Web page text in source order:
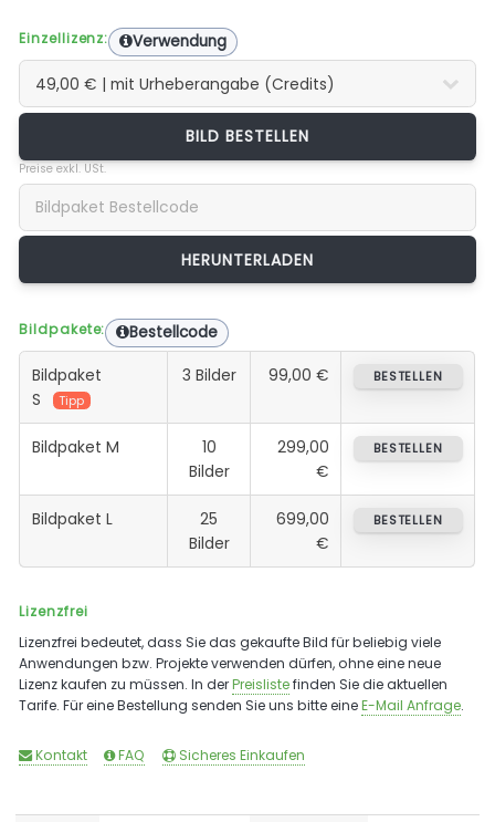
Einzellizenz: Verwendung
BILD BESTELLEN
Preise exkl. USt.
Bildpakete: Bestellcode
Bildpaket
S
Tipp
3 Bilder 99,00 € BESTELLEN
Bildpaket M
10
Bilder
299,00
€
BESTELLEN
Bildpaket L
25
Bilder
699,00
€
BESTELLEN
Lizenzfrei
Lizenzfrei bedeutet, dass Sie das gekaufte Bild für beliebig viele
Anwendungen bzw. Projekte verwenden dürfen, ohne eine neue
Lizenz kaufen zu müssen. In derPreislistefinden Sie die aktuellen
Tarife. Für eine Bestellung senden Sie uns bitte eineE-Mail Anfrage.
Kontakt FAQ Sicheres Einkaufen